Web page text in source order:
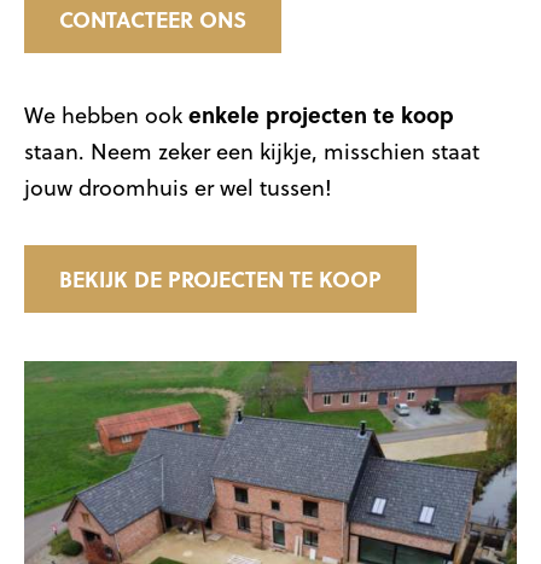
CONTACTEER ONS
We hebben ook enkele projecten te koop
staan. Neem zeker een kijkje, misschien staat
jouw droomhuis er wel tussen!
BEKIJK DE PROJECTEN TE KOOP